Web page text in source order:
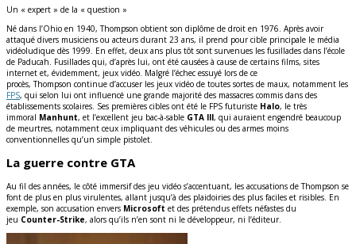
Un « expert » de la « question »
Né dans l’Ohio en 1940, Thompson obtient son diplôme de droit en 1976. Après avoir
attaqué divers musiciens ou acteurs durant 23 ans, il prend pour cible principale le média
vidéoludique dès 1999. En effet, deux ans plus tôt sont survenues les fusillades dans l’école
de Paducah. Fusillades qui, d’après lui, ont été causées à cause de certains films, sites
internet et, évidemment, jeux vidéo. Malgré l’échec essuyé lors de ce
procès, Thompson continue d’accuser les jeux vidéo de toutes sortes de maux, notamment les
FPS, qui selon lui ont influencé une grande majorité des massacres commis dans des
établissements scolaires. Ses premières cibles ont été le FPS futuriste Halo, le très
immoral Manhunt, et l’excellent jeu bac-à-sable GTA III, qui auraient engendré beaucoup
de meurtres, notamment ceux impliquant des véhicules ou des armes moins
conventionnelles qu’un simple pistolet.
La guerre contre GTA
Au fil des années, le côté immersif des jeu vidéo s’accentuant, les accusations de Thompson se
font de plus en plus virulentes, allant jusqu’à des plaidoiries des plus faciles et risibles. En
exemple, son accusation envers Microsoft et des prétendus effets néfastes du
jeu Counter-Strike, alors qu’ils n’en sont ni le développeur, ni l’éditeur.